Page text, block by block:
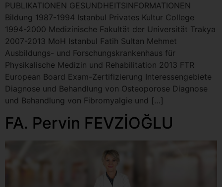
PUBLIKATIONEN GESUNDHEITSINFORMATIONEN
Bildung 1987-1994 Istanbul Privates Kultur College
1994-2000 Medizinische Fakultät der Universität Trakya
2007-2013 MoH Istanbul Fatih Sultan Mehmet
Ausbildungs- und Forschungskrankenhaus für
Physikalische Medizin und Rehabilitation 2013 FTR
European Board Exam-Zertifizierung Interessengebiete
Diagnose und Behandlung von Osteoporose Diagnose
und Behandlung von Fibromyalgie und […]
FA. Pervin FEVZİOĞLU